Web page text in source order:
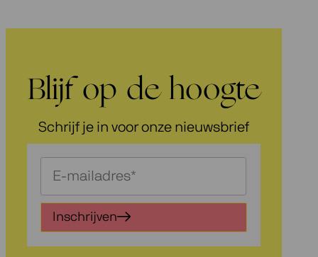
Blijf op de hoogte
Schrijf je in voor onze nieuwsbrief
Schrijf
je
in
voor
Inschrijven